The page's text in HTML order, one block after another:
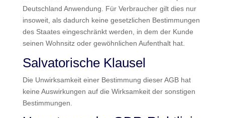
Deutschland Anwendung. Für Verbraucher gilt dies nur
insoweit, als dadurch keine gesetzlichen Bestimmungen
des Staates eingeschränkt werden, in dem der Kunde
seinen Wohnsitz oder gewöhnlichen Aufenthalt hat.
Salvatorische Klausel
Die Unwirksamkeit einer Bestimmung dieser AGB hat
keine Auswirkungen auf die Wirksamkeit der sonstigen
Bestimmungen.